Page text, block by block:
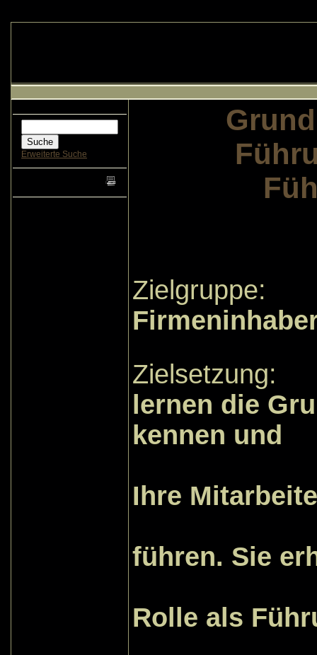
Erweiterte Suche
Zielgruppe:
Zielsetzung:
lernen die
kennen und
Ihre
führen. Sie
Rolle als